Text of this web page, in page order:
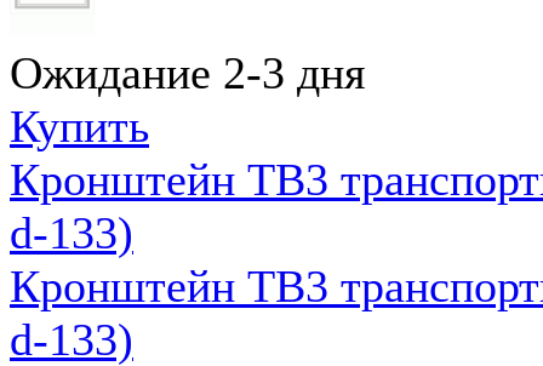
Ожидание 2-3 дня
Купить
Кронштейн ТВ3
d-133)
Кронштейн ТВ3
d-133)